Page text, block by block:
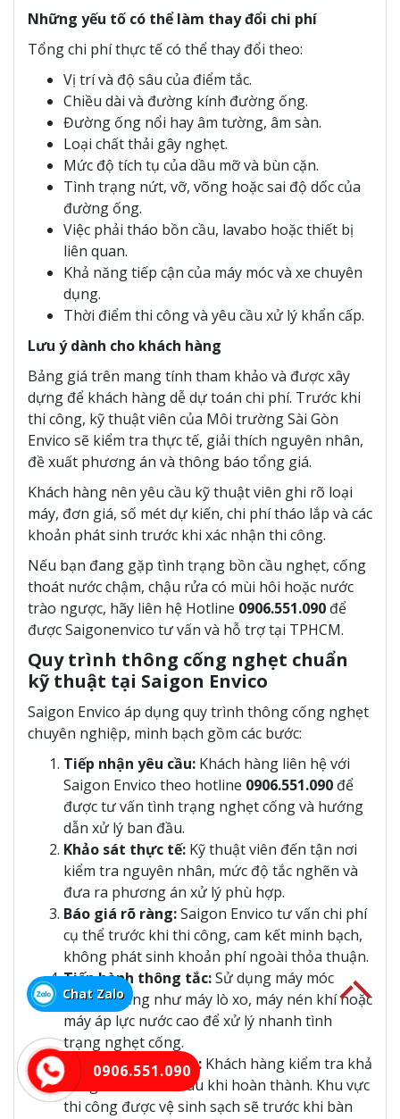
Những yếu tố có thể làm thay đổi chi phí
Tổng chi phí thực tế có thể thay đổi theo:
Vị trí và độ sâu của điểm tắc.
Chiều dài và đường kính đường ống.
Đường ống nổi hay âm tường, âm sàn.
Loại chất thải gây nghẹt.
Mức độ tích tụ của dầu mỡ và bùn cặn.
Tình trạng nứt, vỡ, võng hoặc sai độ dốc của
đường ống.
Việc phải tháo bồn cầu, lavabo hoặc thiết bị
liên quan.
Khả năng tiếp cận của máy móc và xe chuyên
dụng.
Thời điểm thi công và yêu cầu xử lý khẩn cấp.
Lưu ý dành cho khách hàng
Bảng giá trên mang tính tham khảo và được xây
dựng để khách hàng dễ dự toán chi phí. Trước khi
thi công, kỹ thuật viên của Môi trường Sài Gòn
Envico sẽ kiểm tra thực tế, giải thích nguyên nhân,
đề xuất phương án và thông báo tổng giá.
Khách hàng nên yêu cầu kỹ thuật viên ghi rõ loại
máy, đơn giá, số mét dự kiến, chi phí tháo lắp và các
khoản phát sinh trước khi xác nhận thi công.
Nếu bạn đang gặp tình trạng bồn cầu nghẹt, cống
thoát nước chậm, chậu rửa có mùi hôi hoặc nước
trào ngược, hãy liên hệ Hotline 0906.551.090 để
được Saigonenvico tư vấn và hỗ trợ tại TPHCM.
Quy trình thông cống nghẹt chuẩn
kỹ thuật tại Saigon Envico
Saigon Envico áp dụng quy trình thông cống nghẹt
chuyên nghiệp, minh bạch gồm các bước:
Tiếp nhận yêu cầu: Khách hàng liên hệ với
Saigon Envico theo hotline 0906.551.090 để
được tư vấn tình trạng nghẹt cống và hướng
dẫn xử lý ban đầu.
Khảo sát thực tế: Kỹ thuật viên đến tận nơi
kiểm tra nguyên nhân, mức độ tắc nghẽn và
đưa ra phương án xử lý phù hợp.
Báo giá rõ ràng:Saigon Envico tư vấn chi phí
cụ thể trước khi thi công, cam kết minh bạch,
không phát sinh khoản phí ngoài thỏa thuận.
Tiến hành thông tắc:Sử dụng máy móc
chuyên dụng như máy lò xo, máy nén khí hoặc
máy áp lực nước cao để xử lý nhanh tình
trạng nghẹt cống.
Kiểm tra và vệ sinh: Khách hàng kiểm tra khả
năng thoát nước sau khi hoàn thành. Khu vực
thi công được vệ sinh sạch sẽ trước khi bàn
0906.551.090
Chat Zalo